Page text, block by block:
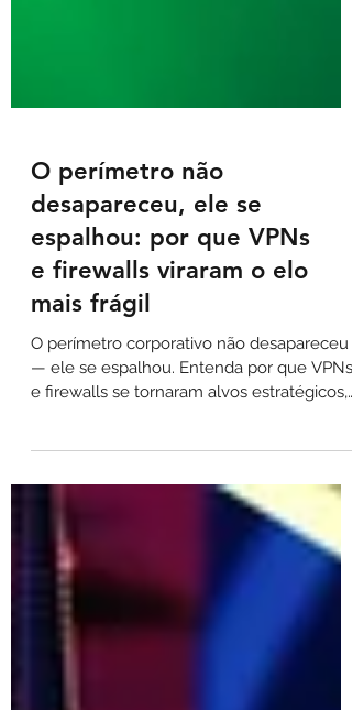
O perímetro não
desapareceu, ele se
espalhou: por que VPNs
e firewalls viraram o elo
mais frágil
O perímetro corporativo não desapareceu
— ele se espalhou. Entenda por que VPNs
como credenciais válidas facilitam invasões
silenciosas e quais práticas ajudam a
reduzir riscos na borda da rede.